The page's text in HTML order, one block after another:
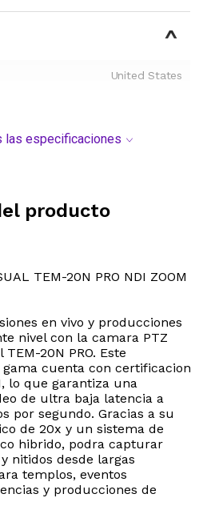
United States
las especificaciones
producto
TEM-20N PRO NDI ZOOM
en vivo y producciones
nivel con la camara PTZ
20N PRO. Este
cuenta con certificacion
lo que garantiza una
de ultra baja latencia a
por segundo. Gracias a su
de 20x y un sistema de
hibrido, podra capturar
nitidos desde largas
templos, eventos
y producciones de